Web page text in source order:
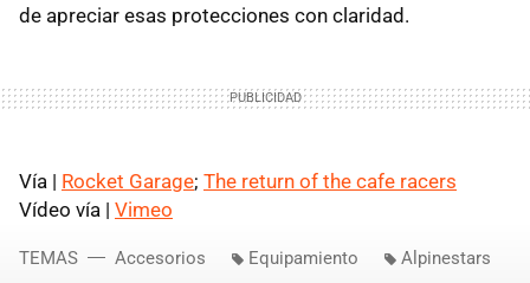
de apreciar esas protecciones con claridad.
Vía | Rocket Garage; The return of the cafe racers
Vídeo vía | Vimeo
TEMAS Accesorios Equipamiento Alpinestars